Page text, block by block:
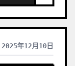
2025年12月10日